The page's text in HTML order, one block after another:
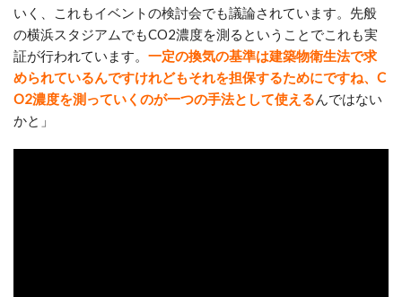
いく、これもイベントの検討会でも議論されています。先般
の横浜スタジアムでもCO2濃度を測るということでこれも実
証が行われています。 一定の換気の基準は建築物衛生法で求
められているんですけれどもそれを担保するためにですね、C
O2濃度を測っていくのが一つの手法として使えるんではない
かと」